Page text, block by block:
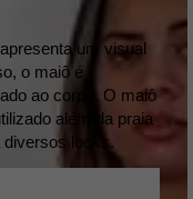
um visual
o maiô é
ao corpo. O maiô
além da praia
diversos looks.